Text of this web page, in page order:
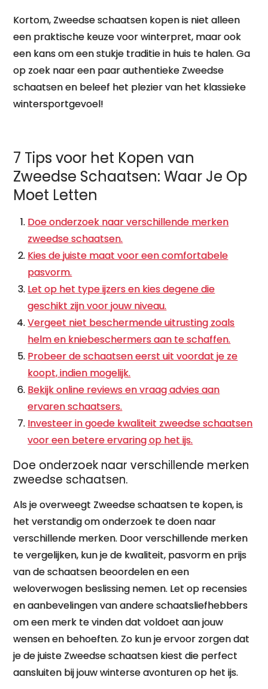
Kortom, Zweedse schaatsen kopen is niet alleen
een praktische keuze voor winterpret, maar ook
een kans om een stukje traditie in huis te halen. Ga
op zoek naar een paar authentieke Zweedse
schaatsen en beleef het plezier van het klassieke
wintersportgevoel!
7 Tips voor het Kopen van
Zweedse Schaatsen: Waar Je Op
Moet Letten
Doe onderzoek naar verschillende merken
zweedse schaatsen.
Kies de juiste maat voor een comfortabele
pasvorm.
Let op het type ijzers en kies degene die
geschikt zijn voor jouw niveau.
Vergeet niet beschermende uitrusting zoals
helm en kniebeschermers aan te schaffen.
Probeer de schaatsen eerst uit voordat je ze
koopt, indien mogelijk.
Bekijk online reviews en vraag advies aan
ervaren schaatsers.
Investeer in goede kwaliteit zweedse schaatsen
voor een betere ervaring op het ijs.
Doe onderzoek naar verschillende merken
zweedse schaatsen.
Als je overweegt Zweedse schaatsen te kopen, is
het verstandig om onderzoek te doen naar
verschillende merken. Door verschillende merken
te vergelijken, kun je de kwaliteit, pasvorm en prijs
van de schaatsen beoordelen en een
weloverwogen beslissing nemen. Let op recensies
en aanbevelingen van andere schaatsliefhebbers
om een merk te vinden dat voldoet aan jouw
wensen en behoeften. Zo kun je ervoor zorgen dat
je de juiste Zweedse schaatsen kiest die perfect
aansluiten bij jouw winterse avonturen op het ijs.